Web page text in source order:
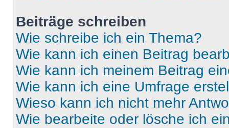
Beiträge schreiben
Wie schreibe ich ein Thema?
Wie kann ich einen Beitrag
Wie kann ich meinem Beitrag
Wie kann ich eine Umfrage
Wieso kann ich nicht mehr
Wie bearbeite oder lösche ich